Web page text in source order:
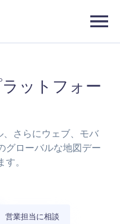
ットフォー
さらにウェブ、モバ
グローバルな地図デー
。
営業担当に相談